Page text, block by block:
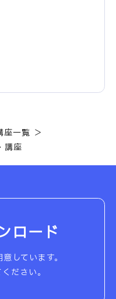
座一覧
講座
ロード
しています。
ださい。